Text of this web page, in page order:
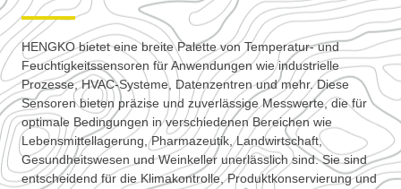
HENGKO bietet eine breite Palette von Temperatur- und
Feuchtigkeitssensoren für Anwendungen wie industrielle
Prozesse, HVAC-Systeme, Datenzentren und mehr. Diese
Sensoren bieten präzise und zuverlässige Messwerte, die für
optimale Bedingungen in verschiedenen Bereichen wie
Lebensmittellagerung, Pharmazeutik, Landwirtschaft,
Gesundheitswesen und Weinkeller unerlässlich sind. Sie sind
entscheidend für die Klimakontrolle, Produktkonservierung und